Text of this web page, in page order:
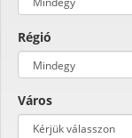
Régió
Város